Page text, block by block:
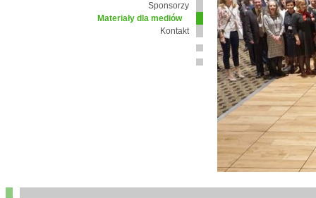
Sponsorzy
Materiały dla mediów
Kontakt